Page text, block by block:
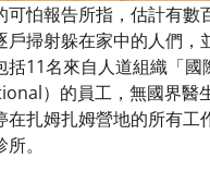
可怕報告所指，估計有數
戶掃射躲在家中的人們，
括11名來自人道組織「國
）的員工，無國界醫
扎姆扎姆營地的所有工
。